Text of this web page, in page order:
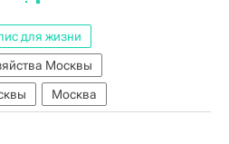
для жизни
Москвы
Москва